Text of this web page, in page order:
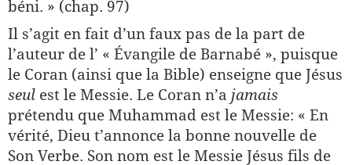
béni. » (chap. 97)
Il s’agit en fait d’un faux pas de la part de
l’auteur de l’ « Évangile de Barnabé », puisque
le Coran (ainsi que la Bible) enseigne que Jésus
seul est le Messie. Le Coran n’a jamais
prétendu que Muhammad est le Messie: « En
vérité, Dieu t’annonce la bonne nouvelle de
Son Verbe. Son nom est le Messie Jésus fils de